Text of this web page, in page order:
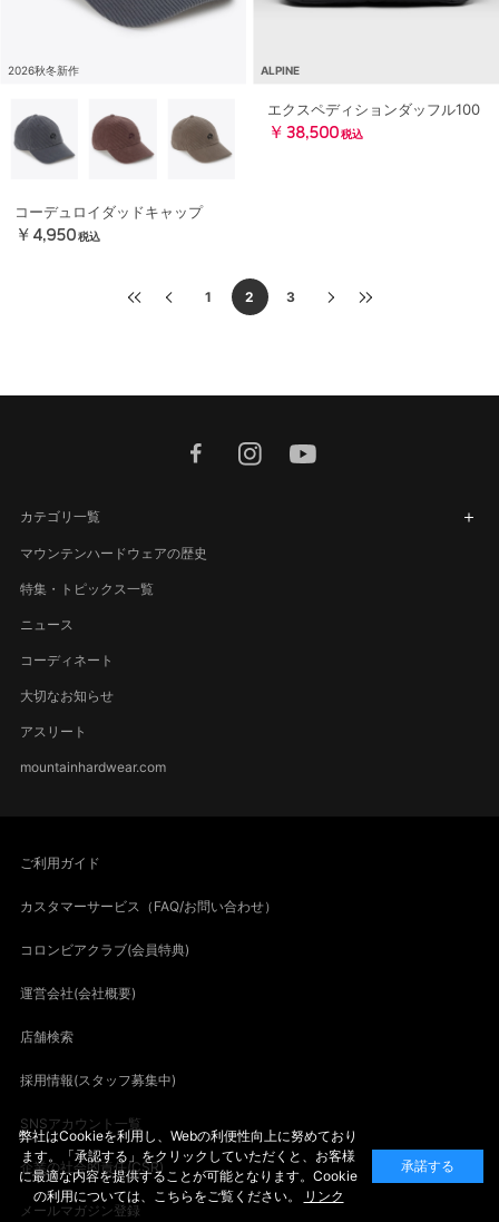
2026秋冬新作
コーデュロイダッドキャップ
￥4,950 税込
ALPINE
エクスペディションダッフル100
￥38,500 税込
1 2 3
facebookinstagram
カテゴリ一覧
マウンテンハードウェアの歴史
特集・トピックス一覧
ニュース
コーディネート
大切なお知らせ
アスリート
mountainhardwear.com
ご利用ガイド
カスタマーサービス（FAQ/お問い合わせ）
コロンビアクラブ(会員特典)
運営会社(会社概要)
店舗検索
採用情報(スタッフ募集中)
SNSアカウント一覧
企業の社会的責任(CSR)
メールマガジン登録
弊社はCookieを利用し、Webの利便性向上に努めており
ます。「承認する」をクリックしていただくと、お客様
に最適な内容を提供することが可能となります。Cookie
の利用については、こちらをご覧ください。
リンク
承諾する